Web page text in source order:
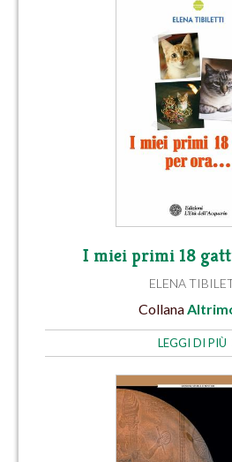
I miei primi 18
ELENA
Collana
LEGGI DI PIÙ